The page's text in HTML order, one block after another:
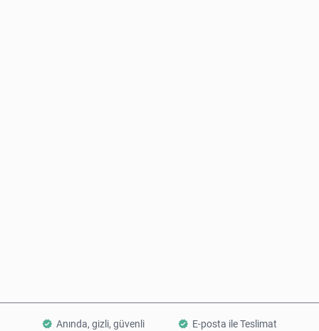
Anında, gizli, güvenli E-posta ile Teslimat